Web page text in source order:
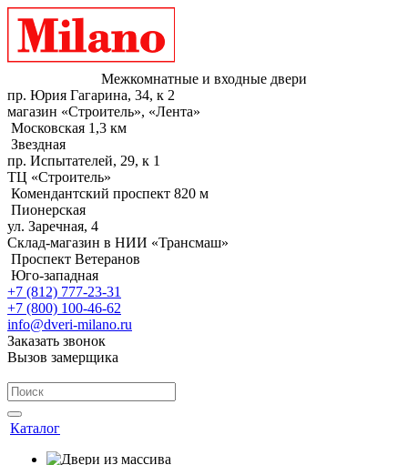
Межкомнатные и входные двери
пр. Юрия Гагарина, 34, к 2
магазин «Строитель», «Лента»
Московская 1,3 км
Звездная
пр. Испытателей, 29, к 1
ТЦ «Строитель»
Комендантский проспект 820 м
Пионерская
ул. Заречная, 4
Склад-магазин в НИИ «Трансмаш»
Проспект Ветеранов
Юго-западная
+7 (812) 777-23-31
+7 (800) 100-46-62
info@dveri-milano.ru
Заказать звонок
Вызов замерщика
Каталог